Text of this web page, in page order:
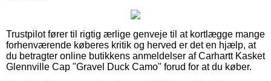
Trustpilot fører til rigtig ærlige genveje til at kortlægge mange
forhenværende køberes kritik og herved er det en hjælp, at
du betragter online butikkens anmeldelser af Carhartt Kasket
Glennville Cap "Gravel Duck Camo" forud for at du køber.